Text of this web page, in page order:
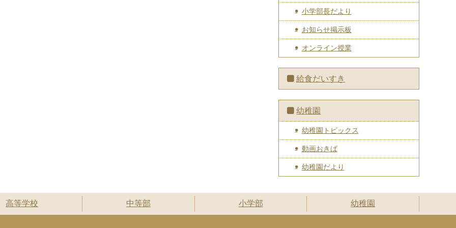
小学部長だより
お知らせ掲示板
オンライン授業
給食だいすき
幼稚園
幼稚園トピックス
動画おきば
幼稚園だより
高等学校 中等部 小学部 幼稚園